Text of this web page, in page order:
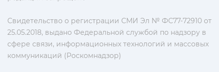
Свидетельство о регистрации СМИ Эл № ФС77-72910 от
25.05.2018, выдано Федеральной службой по надзору в
сфере связи, информационных технологий и массовых
коммуникаций (Роскомнадзор)